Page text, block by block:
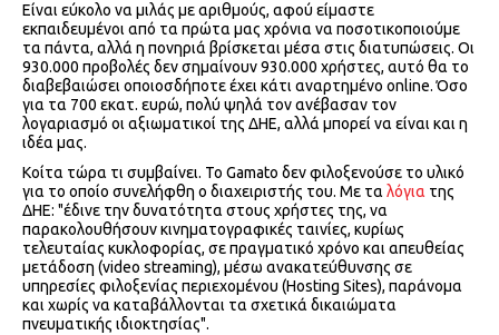
Είναι εύκολο να μιλάς με αριθμούς, αφού είμαστε
εκπαιδευμένοι από τα πρώτα μας χρόνια να ποσοτικοποιούμε
τα πάντα, αλλά η πονηριά βρίσκεται μέσα στις διατυπώσεις. Οι
930.000 προβολές δεν σημαίνουν 930.000 χρήστες, αυτό θα το
διαβεβαιώσει οποιοσδήποτε έχει κάτι αναρτημένο online. Όσο
για τα 700 εκατ. ευρώ, πολύ ψηλά τον ανέβασαν τον
λογαριασμό οι αξιωματικοί της ΔΗΕ, αλλά μπορεί να είναι και η
ιδέα μας.
Κοίτα τώρα τι συμβαίνει. Το Gamato δεν φιλοξενούσε το υλικό
για το οποίο συνελήφθη ο διαχειριστής του. Με τα λόγια της
ΔΗΕ: "έδινε την δυνατότητα στους χρήστες της, να
παρακολουθήσουν κινηματογραφικές ταινίες, κυρίως
τελευταίας κυκλοφορίας, σε πραγματικό χρόνο και απευθείας
μετάδοση (video streaming), μέσω ανακατεύθυνσης σε
υπηρεσίες φιλοξενίας περιεχομένου (Hosting Sites), παράνομα
και χωρίς να καταβάλλονται τα σχετικά δικαιώματα
πνευματικής ιδιοκτησίας".